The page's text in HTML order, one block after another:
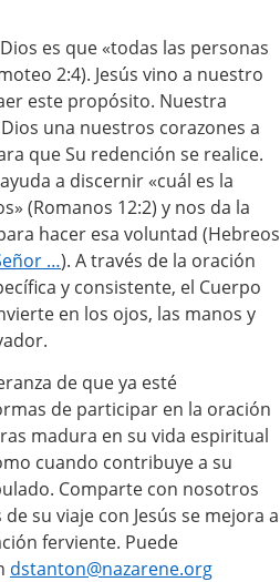
es que «todas las personas
2:4). Jesús vino a nuestro
este propósito. Nuestra
una nuestros corazones a
que Su redención se realice.
a discernir «cuál es la
(Romanos 12:2) y nos da la
hacer esa voluntad (Hebreos
…). A través de la oración
y consistente, el Cuerpo
en los ojos, las manos y
de que ya esté
de participar en la oración
madura en su vida espiritual
cuando contribuye a su
Comparte con nosotros
su viaje con Jesús se mejora a
ferviente. Puede
dstanton@nazarene.org